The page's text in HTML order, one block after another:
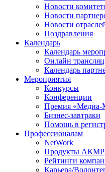
Новости
Новости
Новости
Поздравления
Календарь
Календарь
Онлайн
Календарь
Мероприятия
Конкурсы
Конференции
Премия «Медиа-
Бизнес-завтраки
Помощь в
Профессионалам
NetWork
Продукты АКМР
Рейтинги
Карьера/